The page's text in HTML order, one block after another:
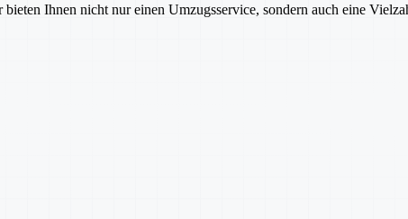
Ihnen nicht nur einen Umzugsservice, sondern auch eine